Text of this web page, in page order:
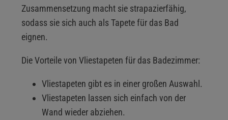
Zusammensetzung macht sie strapazierfähig,
sodass sie sich auch als Tapete für das Bad
eignen.
Die Vorteile von Vliestapeten für das Badezimmer:
Vliestapeten gibt es in einer großen Auswahl.
Vliestapeten lassen sich einfach von der
Wand wieder abziehen.